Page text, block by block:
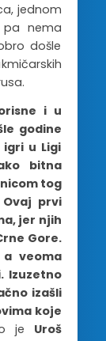
jednom
pa nema
došle
i u
godine
u Ligi
bitna
tog
prvi
jer njih
Gore.
a veoma
Izuzetno
izašli
koje
je Uroš